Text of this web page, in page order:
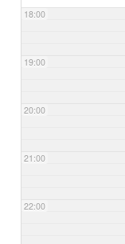
18:00
19:00
20:00
21:00
22:00